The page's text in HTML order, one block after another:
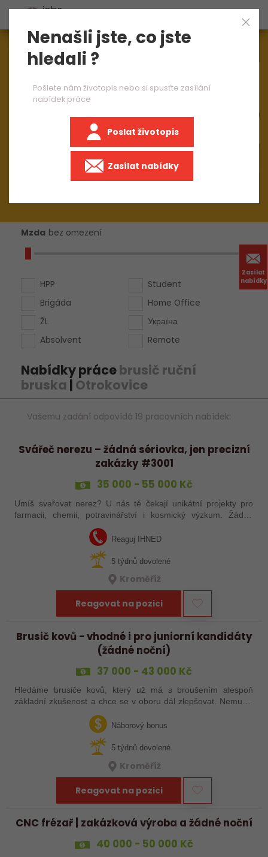
Zasílat
nabídky
Aktuálně1544nabídek práce
Mzda bez omezení
HPP
Brigáda
ŽL
Absolvent
Student
Home Office
Україна
Remote
Nabídky prácebrusič ruční
bruska | Otrokovice
Vašemu zadání odpovídá 19 pracovních nabídek:
Svářeč nerezu – žádná sériovka, jen precizní
zakázky #3001
35 000 - 55 000 Kč
Umíš svařovat nerez? U nás tě čekají unikátní projekty pro
farmacii, chemii, potravinářství i kosmický výzkum. Žádná
rutina, ale precizní práce, která má smysl.
Reaguj IHNED
5 týdnů dovolené
Kroměříž
Reagovat na pozici
Brusič kovů - vhodné i pro juniorní kandidáty
(žádné noční)
37 000 - 43 000 Kč
Hledáme brusiče kovů, který už má s broušením alespoň
základní zkušenost a chce se v oboru dál zlepšovat. Nemusíš
abys už někdy pracoval…Náborový bonus
5 týdnů dovolené
Kroměříž
Reagovat na pozici
CNC frézař | zakázková výroba a žádné noční
40 000 - 50 000 Kč
Nenašli jste, co jste
hledali ?
Pošlete nám životopis nebo si spusťte zasílání
nabídek práce
Poslat životopis
Zasílat nabídky